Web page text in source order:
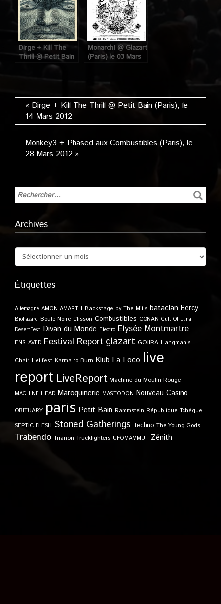
Dirge + Kill The
Thrill @ Petit Bain
(Paris), le 14 Mars
Monarch! @ Glazart
(Paris) le 03 Mars
« Dirge + Kill The Thrill @ Petit Bain (Paris), le
14 Mars 2012
Monkey3 + Phased aux Combustibles (Paris), le
28 Mars 2012 »
Archives
Étiquettes
Allemagne AMON AMARTH Backstage by The Mills bataclan Bercy
Biohazard Boule Noire Clisson Combustibles CONAN Cult Of Luna
DesertFest Divan du Monde Electro Elysée Montmartre
ENSLAVED Festival Report glazart GOJIRA Hangman's
Chair Hellfest Karma to Burn Klub La Loco live
report LiveReport Machine du Moulin Rouge
MACHINE HEAD Maroquinerie MASTODON Nouveau Casino
OBITUARY paris Petit Bain Rammstein République Tchèque
SEPTIC FLESH Stoned Gatherings Techno The Young Gods
Trabendo Trianon Truckfighters UFOMAMMUT Zénith